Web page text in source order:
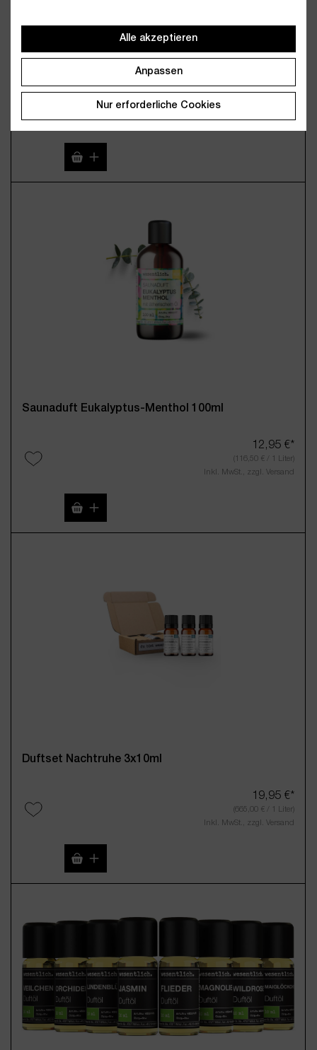
Set aus 8 ausgewählten ätherischen Ölen - "No.5"
39,95 €*
Inkl. MwSt., zzgl. Versand
Produkt Anzahl: Gib den gewünschten
Saunaduft Eukalyptus-Menthol 100ml
12,95 €*
(116,50 € / 1 Liter)
Inkl. MwSt., zzgl. Versand
Produkt Anzahl: Gib den gewünschten
Duftset Nachtruhe 3x10ml
19,95 €*
(665,00 € / 1 Liter)
Inkl. MwSt., zzgl. Versand
Produkt Anzahl: Gib den gewünschten
Alle akzeptieren
Anpassen
Nur erforderliche Cookies